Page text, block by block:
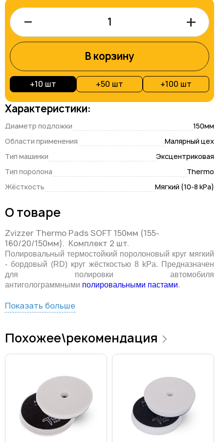
– +
В корзину
+10 шт +50 шт +100 шт
Характеристики:
Диаметр подложки
150мм
Области применения
Малярный цех
Тип машинки
Эксцентриковая
Тип поролона
Thermo
Жёсткость
Мягкий (10-8 kPa)
О товаре
Zvizzer Thermo Pads SOFT 150мм (155-
160/20/150мм). Комплект 2 шт.
Полировальный термостойкий поролоновый круг мягкий
- бордовый (RD) круг жёсткостью 8 kPa. Предназначен
для полировки автомобиля
антиголограммными полировальными пастами.
Показать больше
Похожее\рекомендация